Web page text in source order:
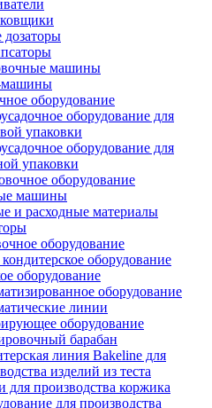
машины
машины
оборудование
оборудование для
упаковки
оборудование для
упаковки
оборудование
машины
и расходные материалы
оборудование
оборудование
оборудование
оборудование
линии
оборудование
барабан
линия Bakeline для
изделий из теста
для производства коржика
для производства